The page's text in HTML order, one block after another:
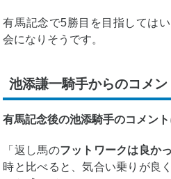
有馬記念で5勝目を目指しては
会になりそうです。
池添謙一騎手からのコメン
有馬記念後の池添騎手のコメント
「返し馬のフットワークは良か
時と比べると、気合い乗りが良